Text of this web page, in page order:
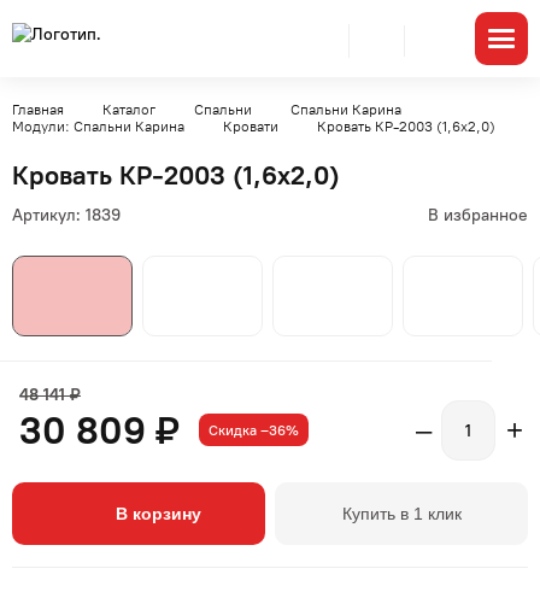
Главная Каталог Спальни
Спальни Карина
Модули: Спальни Карина
Кровати Кровать КР-2003 (1,6x2,0)
Кровать КР-2003 (1,6x2,0)
Артикул: 1839 В избранное
48 141 ₽
30 809 ₽ Скидка –36% – +
В корзину Купить в 1 клик